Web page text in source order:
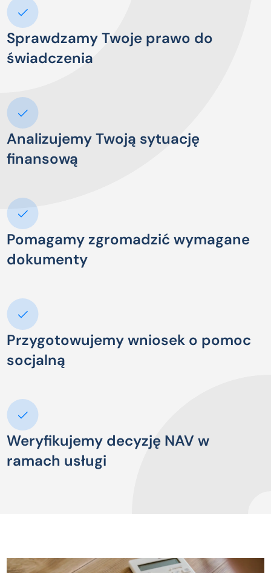
Sprawdzamy Twoje prawo do
świadczenia
Analizujemy Twoją sytuację
finansową
Pomagamy zgromadzić wymagane
dokumenty
Przygotowujemy wniosek o pomoc
socjalną
Weryfikujemy decyzję NAV w
ramach usługi